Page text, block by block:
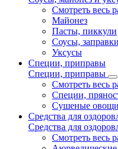
Смотреть весь
Майонез
Пасты, пиккули
Соусы, заправки
Уксусы
Специи, приправы
Специи, приправы
Смотреть весь
Специи,
Сушеные овощи
Средства для
Средства для
Смотреть весь